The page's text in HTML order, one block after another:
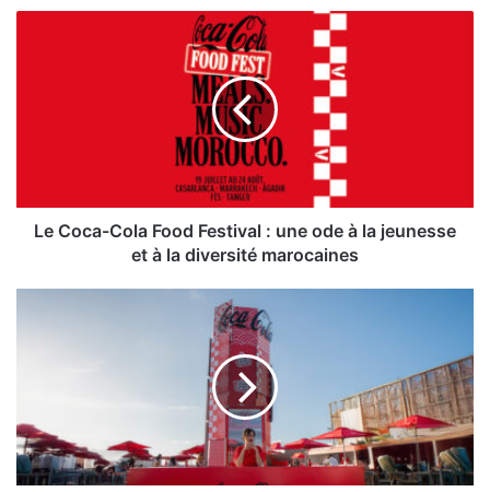
la
jeunesse
Le Coca-Cola Food Festival : une ode à la jeunesse
et à la diversité marocaines
explosion
de
goûts